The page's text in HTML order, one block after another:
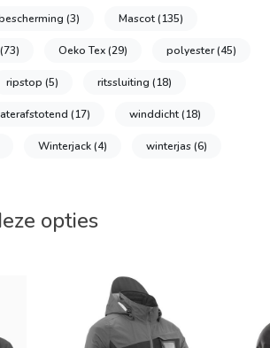
(3) Mascot(135)
(73) Oeko Tex(29) polyester(45)
ripstop (5) ritssluiting (18)
(17) winddicht(18)
Winterjack(4) winterjas(6)
opties